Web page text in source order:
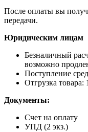
После оплаты вы
передачи.
Юридическим лицам
Безналичный
возможно
Поступление
Отгрузка товара:
Документы:
Счет на оплату
УПД (2 экз.)